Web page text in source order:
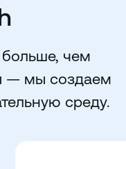
чем
— мы создаем
среду.